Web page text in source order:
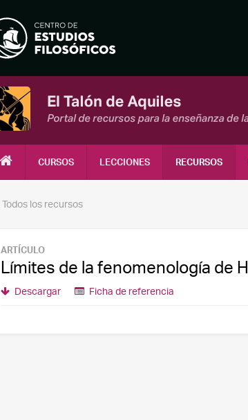
CURSOS LECCIONES RECURSOS
Todos los recursos
ARTÍCULO
Límites de la fenomenología de
Descargar Ficha de referencia